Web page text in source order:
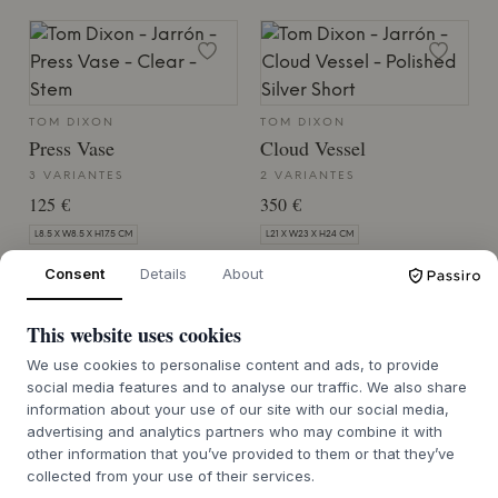
TOM DIXON
Press Vase
3 VARIANTES
125 €
L8.5 X W8.5 X H17.5 CM
PEDIDO PENDIENTE APROX. 9-21
TOM DIXON
Cloud Vessel
2 VARIANTES
350 €
L21 X W23 X H24 CM
PEDIDO PENDIENTE APROX. 9-21
DÍAS DE PLAZO DE ENTREGA
TOM DIXON
Bump Vase
3 VARIANTES
RAAWII
Mushroom
FANCY PINK / GREEN
Consent Details About
This website uses cookies
We use cookies to personalise content and ads, to provide
social media features and to analyse our traffic. We also share
information about your use of our site with our social media,
advertising and analytics partners who may combine it with
other information that you’ve provided to them or that they’ve
collected from your use of their services.